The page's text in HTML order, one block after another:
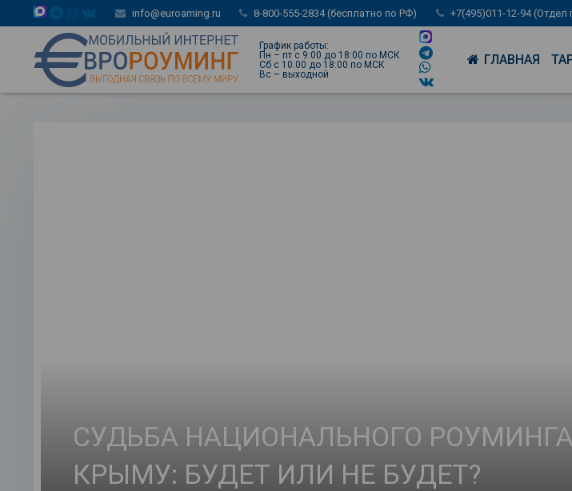
info@euroaming.ru 8-800-555-2834 (бесплатно по РФ) +7(495)011-12-94
График работы:
Пн – пт с 9:00 до 18:00 по МСК
Сб с 10:00 до 18:00 по МСК
Вс – выходной
ГЛАВНАЯ
СУДЬБА НАЦИОНАЛЬНОГО
КРЫМУ: БУДЕТ ИЛИ НЕ БУДЕТ?